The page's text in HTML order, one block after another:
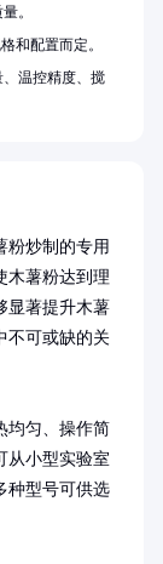
粉炒制的专用
木薯粉达到理
显著提升木薯
不可或缺的关
均匀、操作简
从小型实验室
种型号可供选
。
和配置而定。
温控精度、搅